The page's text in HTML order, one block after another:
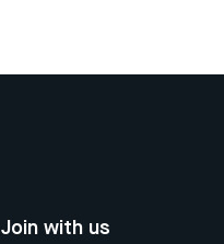
Join with us